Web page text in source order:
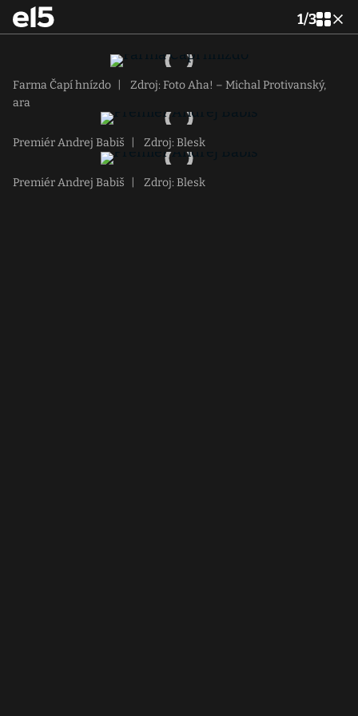
1/3
Farma Čapí hnízdo
Zdroj: Foto Aha! – Michal Protivanský,
ara
Premiér Andrej Babiš Zdroj: Blesk
Premiér Andrej Babiš Zdroj: Blesk